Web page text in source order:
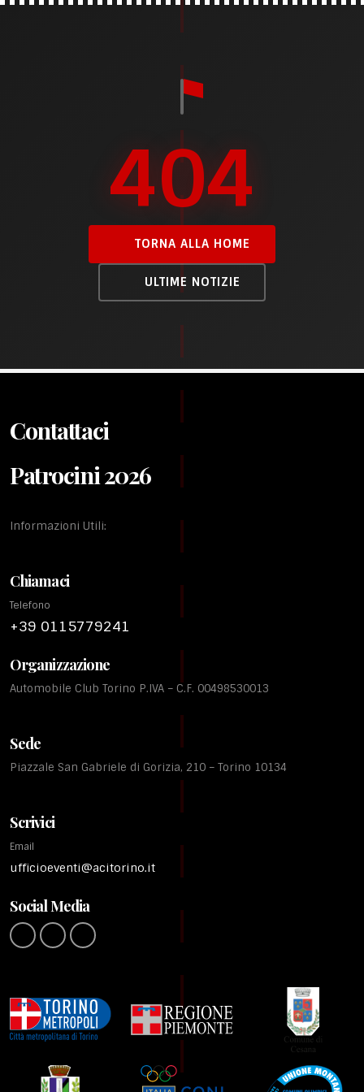
404
TORNA ALLA HOME
ULTIME NOTIZIE
Contattaci
Patrocini 2026
Informazioni Utili:
Chiamaci
Telefono
+39 0115779241
Organizzazione
Automobile Club Torino P.IVA – C.F. 00498530013
Sede
Piazzale San Gabriele di Gorizia, 210 – Torino 10134
Scrivici
Email
ufficioeventi@acitorino.it
Social Media